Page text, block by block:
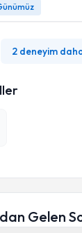
2 deneyim
Gelen